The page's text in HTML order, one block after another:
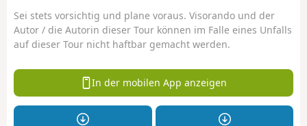
Sei stets vorsichtig und plane voraus. Visorando und der
Autor / die Autorin dieser Tour können im Falle eines Unfalls
auf dieser Tour nicht haftbar gemacht werden.
In der mobilen App anzeigen